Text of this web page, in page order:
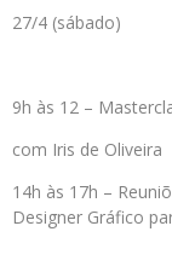
27/4 (sábado)
9h às 12 –
com Iris de Oliveira
14h às 17h –
Designer Gráfico